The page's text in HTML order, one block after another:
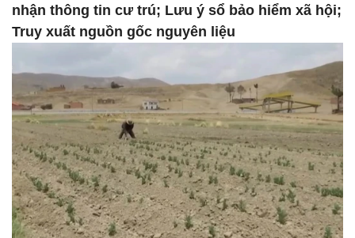
nhận thông tin cư trú; Lưu ý sổ bảo hiểm xã hội;
Truy xuất nguồn gốc nguyên liệu